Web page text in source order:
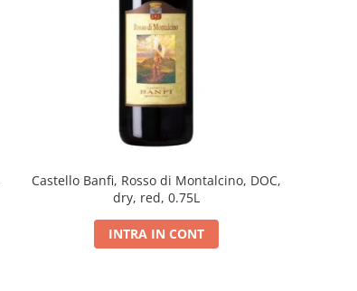
Castello Banfi, Rosso di Montalcino, DOC,
dry, red, 0.75L
INTRA IN CONT